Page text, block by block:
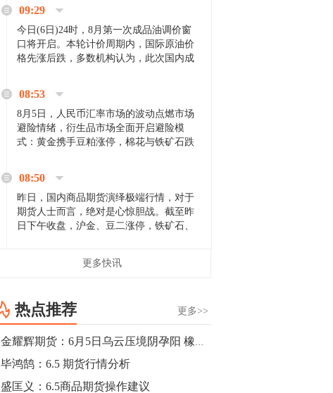
家好货依旧惜售挺...
09:29
今日(6日)24时，8月第一次成品油调价窗
口将开启。本轮计价周期内，国际原油价
格先涨后跌，多数机构认为，此次国内成
08:53
8月5日，人民币汇率市场的波动点燃市场
避险情绪，衍生品市场全面开启避险模
式：黄金携手豆粕涨停，棉花与铁矿石跌
场来看，汇率波动...
08:50
昨日，国内商品期货演绎极端行情，对于
期货人士而言，绝对是心惊胆战。截至昨
日下午收盘，沪金、豆二涨停，铁矿石、
[imgnobrwh] src=...
跌幅达6%，报689.5元/吨，刷新近两个月
低位。
更多快讯
更多>>
热点推荐
金耀辉期货：6月5日乌云压境阴孕阳 橡胶低多铁矿空
毕鸿鹄：6.5 期货行情分析
盛匡义：6.5商品期货操作建议